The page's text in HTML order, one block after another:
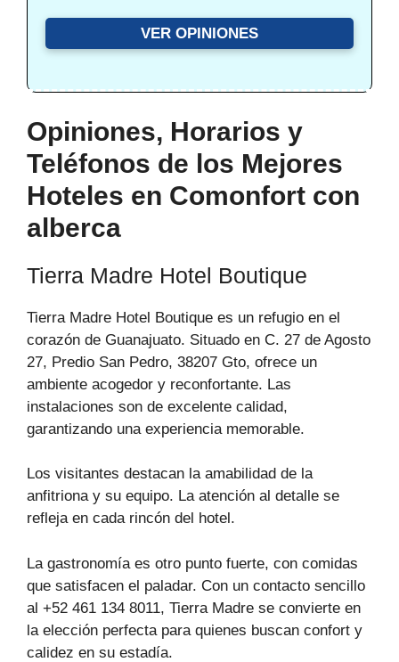
VER OPINIONES
Opiniones, Horarios y
Teléfonos de los Mejores
Hoteles en Comonfort con
alberca
Tierra Madre Hotel Boutique
Tierra Madre Hotel Boutique es un refugio en el
corazón de Guanajuato. Situado en C. 27 de Agosto
27, Predio San Pedro, 38207 Gto, ofrece un
ambiente acogedor y reconfortante. Las
instalaciones son de excelente calidad,
garantizando una experiencia memorable.
Los visitantes destacan la amabilidad de la
anfitriona y su equipo. La atención al detalle se
refleja en cada rincón del hotel.
La gastronomía es otro punto fuerte, con comidas
que satisfacen el paladar. Con un contacto sencillo
al +52 461 134 8011, Tierra Madre se convierte en
la elección perfecta para quienes buscan confort y
calidez en su estadía.